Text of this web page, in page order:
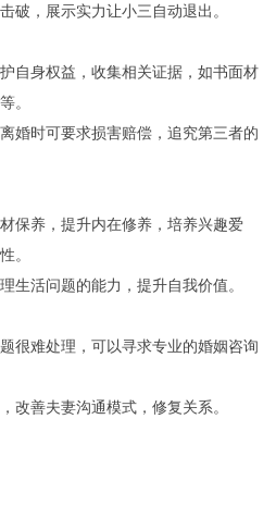
破，展示实力让小三自动退出。
自身权益，收集相关证据，如书面材
。
婚时可要求损害赔偿，追究第三者的
保养，提升内在修养，培养兴趣爱
。
生活问题的能力，提升自我价值。
很难处理，可以寻求专业的婚姻咨询
改善夫妻沟通模式，修复关系。